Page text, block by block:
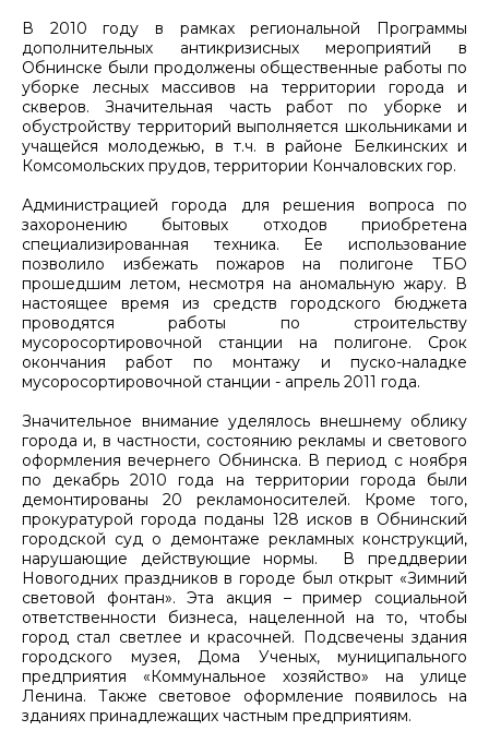
В 2010 году в рамках региональной Программы
дополнительных антикризисных мероприятий в
Обнинске были продолжены общественные работы по
уборке лесных массивов на территории города и
скверов. Значительная часть работ по уборке и
обустройству территорий выполняется школьниками и
учащейся молодежью, в т.ч. в районе Белкинских и
Комсомольских прудов, территории Кончаловских гор.
Администрацией города для решения вопроса по
захоронению бытовых отходов приобретена
специализированная техника. Ее использование
позволило избежать пожаров на полигоне ТБО
прошедшим летом, несмотря на аномальную жару. В
настоящее время из средств городского бюджета
проводятся работы по строительству
мусоросортировочной станции на полигоне. Срок
окончания работ по монтажу и пуско-наладке
мусоросортировочной станции - апрель 2011 года.
Значительное внимание уделялось внешнему облику
города и, в частности, состоянию рекламы и светового
оформления вечернего Обнинска. В период с ноября
по декабрь 2010 года на территории города были
демонтированы 20 рекламоносителей. Кроме того,
прокуратурой города поданы 128 исков в Обнинский
городской суд о демонтаже рекламных конструкций,
нарушающие действующие нормы. В преддверии
Новогодних праздников в городе был открыт «Зимний
световой фонтан». Эта акция – пример социальной
ответственности бизнеса, нацеленной на то, чтобы
город стал светлее и красочней. Подсвечены здания
городского музея, Дома Ученых, муниципального
предприятия «Коммунальное хозяйство» на улице
Ленина. Также световое оформление появилось на
зданиях принадлежащих частным предприятиям.